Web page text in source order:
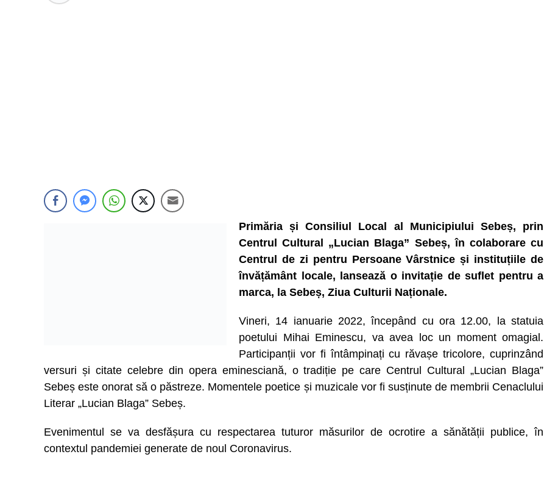
Primăria și Consiliul Local al Municipiului Sebeș, prin
Centrul Cultural „Lucian Blaga” Sebeș, în colaborare cu
Centrul de zi pentru Persoane Vârstnice și instituțiile de
învățământ locale, lansează o invitație de suflet pentru a
marca, la Sebeș, Ziua Culturii Naționale.
Vineri, 14 ianuarie 2022, începând cu ora 12.00, la statuia
poetului Mihai Eminescu, va avea loc un moment omagial.
Participanții vor fi întâmpinați cu răvașe tricolore, cuprinzând
versuri și citate celebre din opera eminesciană, o tradiție pe care Centrul Cultural „Lucian Blaga”
Sebeș este onorat să o păstreze. Momentele poetice și muzicale vor fi susținute de membrii Cenaclului
Literar „Lucian Blaga” Sebeș.
Evenimentul se va desfășura cu respectarea tuturor măsurilor de ocrotire a sănătății publice, în
contextul pandemiei generate de noul Coronavirus.